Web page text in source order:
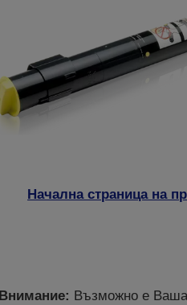
Начална страница на
Внимание: Възможно е